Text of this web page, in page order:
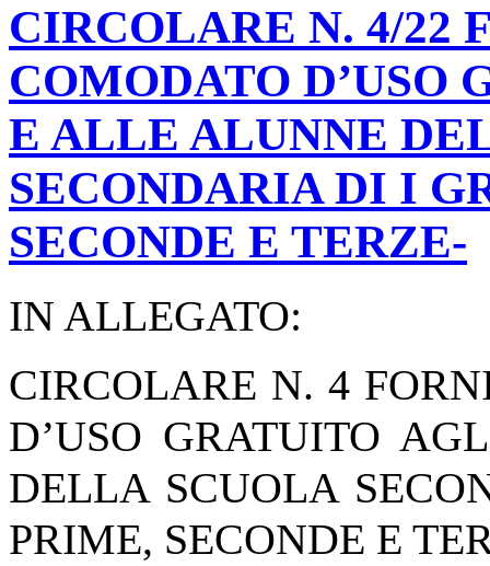
CIRCOLARE N. 4/22
COMODATO D’USO
E ALLE ALUNNE
SECONDARIA DI I
SECONDE E TERZE-
IN ALLEGATO:
CIRCOLARE N. 4
D’USO GRATUITO
DELLA SCUOLA
PRIME, SECONDE E